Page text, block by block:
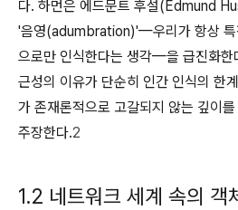
다. 하먼은 에드문트 후설(Edmund
'음영(adumbration)'—우리가 항상 특
으로만 인식한다는 생각—을 급진화한
근성의 이유가 단순히 인간 인식의 한
가 존재론적으로 고갈되지 않는 깊이
주장한다.2
1.2 네트워크 세계 속의 객